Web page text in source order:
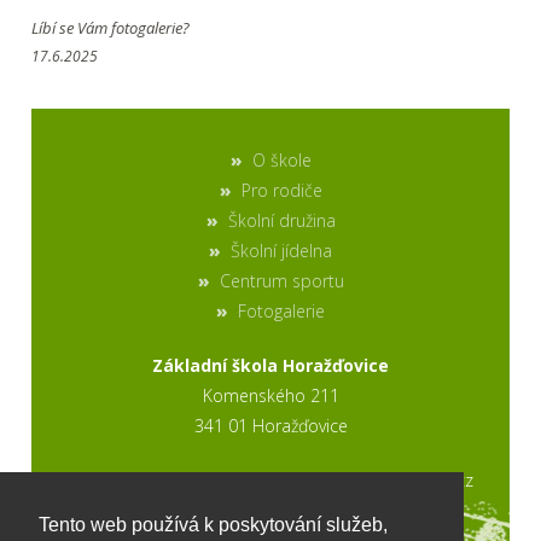
Tento web používá k poskytování služeb,
Líbí se Vám fotogalerie?
17.6.2025
O škole
Pro rodiče
Školní družina
Školní jídelna
Centrum sportu
Fotogalerie
Základní škola Horažďovice
Komenského 211
341 01 Horažďovice
2017 © výroba stránek www.ptweb.cz